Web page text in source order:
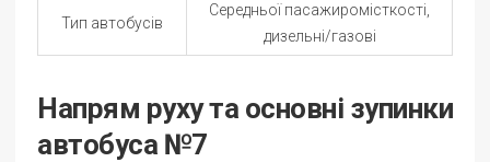
Тип автобусів
Середньої пасажиромісткості,
дизельні/газові
Напрям руху та основні зупинки
автобуса №7